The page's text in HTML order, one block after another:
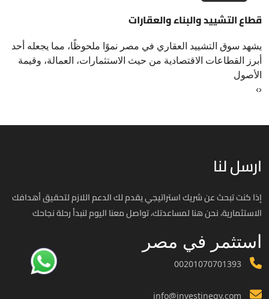
قطاع التشييد والبناء والعقارات
يشهد سوق التشييد العقاري في مصر نموًا ملحوظًا، مما يجعله أحد
أبرز القطاعات الاقتصادية من حيث الاستثمارات، العمالة، وقيمة
الأصول
‹
›
ارسل لنا
إذا كنت تبحث عن شريك استراتيجي يقدم لك الدعم اللازم لتحقيق أهدافك
الاستثمارية، نحن هنا لمساعدتك، تواصل معنا اليوم لنبدأ رحلة نجاحك
استثمر في مصر
00201070701393
info@investinegy.com